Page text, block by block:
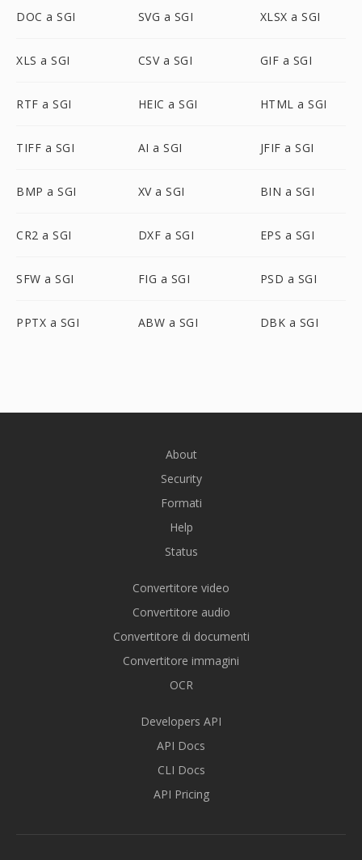
DOC a SGI SVG a SGI XLSX a SGI
XLS a SGI CSV a SGI GIF a SGI
RTF a SGI HEIC a SGI HTML a SGI
TIFF a SGI AI a SGI JFIF a SGI
BMP a SGI XV a SGI BIN a SGI
CR2 a SGI DXF a SGI EPS a SGI
SFW a SGI FIG a SGI PSD a SGI
PPTX a SGI ABW a SGI DBK a SGI
About
Security
Formati
Help
Status
Convertitore video
Convertitore audio
Convertitore di documenti
Convertitore immagini
OCR
Developers API
API Docs
CLI Docs
API Pricing